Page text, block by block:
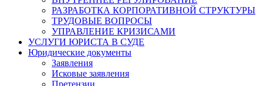
РАЗРАБОТКА КОРПОРАТИВНОЙ СТРУКТУРЫ
ТРУДОВЫЕ ВОПРОСЫ
УПРАВЛЕНИЕ КРИЗИСАМИ
УСЛУГИ ЮРИСТА В СУДЕ
Юридические документы
Заявления
Исковые заявления